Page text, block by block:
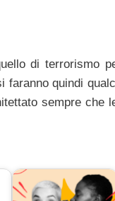
di terrorismo
faranno quindi
sempre che